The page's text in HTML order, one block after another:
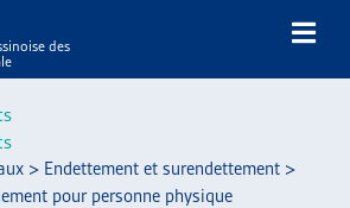
des
> Endettement et surendettement >
pour personne physique